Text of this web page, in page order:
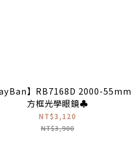
】RB7168D 2000-55mm
方框光學眼鏡♣
NT$3,120
NT$3,900